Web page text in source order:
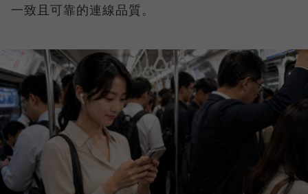
一致且可靠的連線品質。